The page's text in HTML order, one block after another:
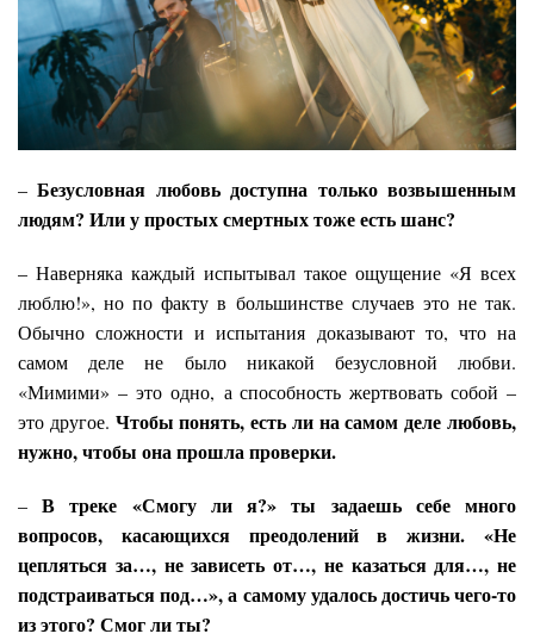
–Безусловная любовь доступна только возвышенным
людям? Или у простых смертных тоже есть шанс?
– Наверняка каждый испытывал такое ощущение «Я всех
люблю!», но по факту в большинстве случаев это не так.
Обычно сложности и испытания доказывают то, что на
самом деле не было никакой безусловной любви.
«Мимими» – это одно, а способность жертвовать собой –
это другое. Чтобы понять, есть ли на самом деле любовь,
нужно, чтобы она прошла проверки.
–В треке «Смогу ли я?» ты задаешь себе много
вопросов, касающихся преодолений в жизни. «Не
цепляться за…, не зависеть от…, не казаться для…, не
подстраиваться под…», а самому удалось достичь чего-то
из этого? Смог ли ты?